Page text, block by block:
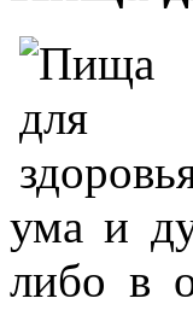
ума и
либо в